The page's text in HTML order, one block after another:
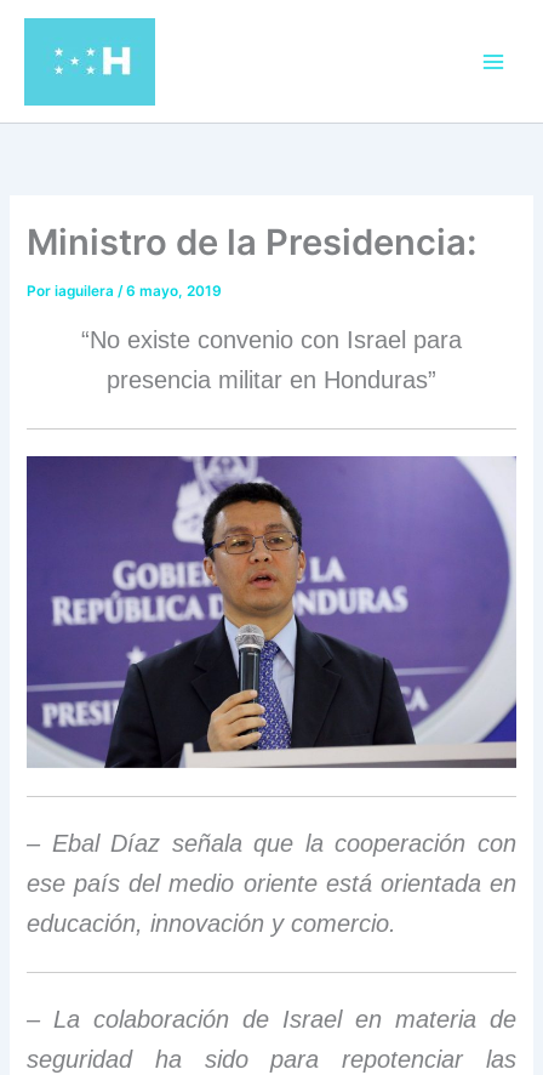
contenido
Ministro de la Presidencia:
Poriaguilera/6 mayo, 2019
“No existe convenio con Israel para
presencia militar en Honduras”
– Ebal Díaz señala que la cooperación con
ese país del medio oriente está orientada en
educación, innovación y comercio.
– La colaboración de Israel en materia de
seguridad ha sido para repotenciar las